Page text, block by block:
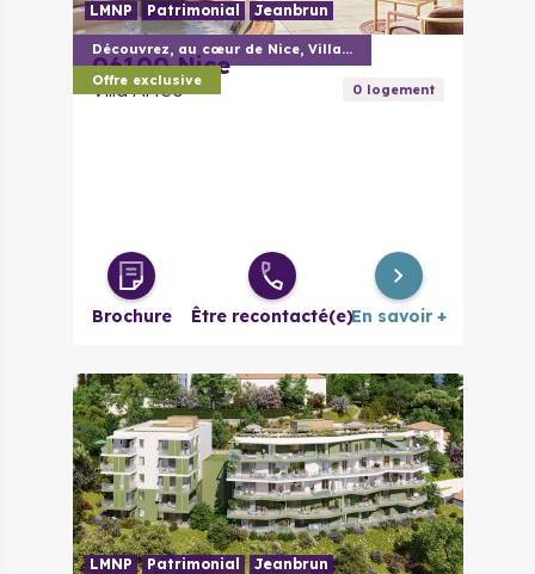
Découvrez, au cœur de Nice, Villa Arteo
Offre exclusive
LMNP Patrimonial Jeanbrun
06100 Nice
Villa Arteo 0logement
Brochure Être recontacté(e)En savoir +
LMNP Patrimonial Jeanbrun